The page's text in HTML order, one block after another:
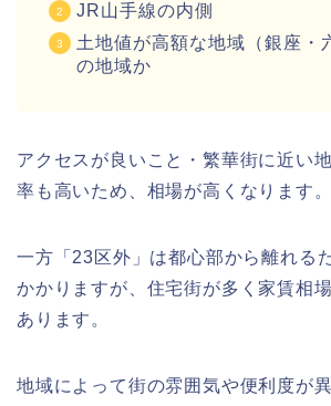
JR山手線の内側
土地値が高額な地域（銀座・
の地域か
アクセスが良いこと・繁華街に近い
率も高いため、相場が高くなります。
一方「23区外」は都心部から離れる
かかりますが、住宅街が多く家賃相
あります。
地域によって街の雰囲気や便利度が